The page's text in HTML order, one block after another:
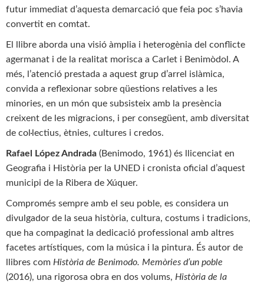
futur immediat d’aquesta demarcació que feia poc s’havia
convertit en comtat.
El llibre aborda una visió àmplia i heterogènia del con­flicte
agermanat i de la realitat morisca a Carlet i Benimòdol. A
més, l’atenció prestada a aquest grup d’arrel islàmica,
convida a re­flexionar sobre qüestions relatives a les
minories, en un món que subsisteix amb la presència
creixent de les migracions, i per consegüent, amb diversitat
de col·lectius, ètnies, cultures i credos.
Rafael López Andrada (Benimodo, 1961) és llicenciat en
Geografia i Història per la UNED i cronista oficial d’aquest
municipi de la Ribera de Xúquer.
Compromés sempre amb el seu poble, es considera un
divulgador de la seua història, cultura, costums i tradicions,
que ha compaginat la dedicació professional amb altres
facetes artístiques, com la música i la pintura. És autor de
llibres com Història de Benimodo. Memòries d’un poble
(2016), una rigorosa obra en dos volums, Història de la